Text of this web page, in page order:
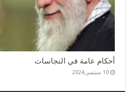
أحكام عامة في النجاسات
10 سبتمبر,2024